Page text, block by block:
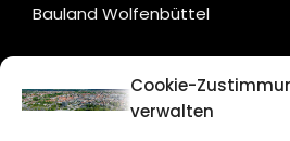
Cookie-
verwalten
Bauland Wolfenbüttel
CITYLIFE!